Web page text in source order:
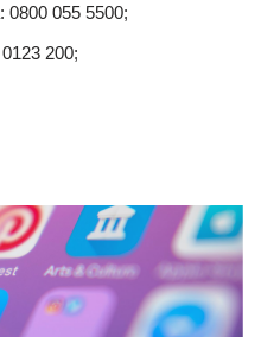
0800 055 5500;
200;